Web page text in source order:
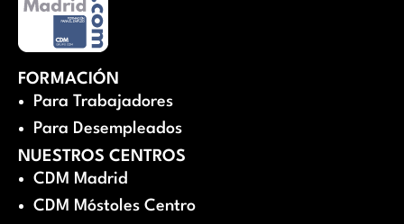
FORMACIÓN
Para Trabajadores
Para Desempleados
NUESTROS CENTROS
CDM Madrid
CDM Móstoles Centro